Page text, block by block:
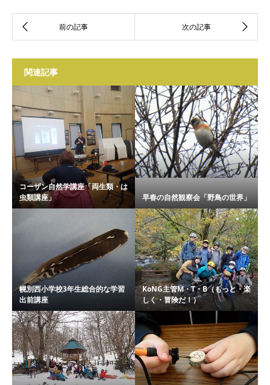
関連記事
コーザン自然学講座「両生類・は
虫類講座」
早春の自然観察会「野鳥の世界」
幌別西小学校3年生総合的な学習
出前講座
KoNG主管M・T・B（もっと・楽
しく・冒険だ！）